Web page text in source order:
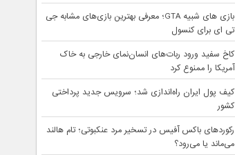
بازی های شبیه GTA؛ معرفی بهترین بازی‌های مشابه جی
تی ای برای کنسول
کاخ سفید ورود ربات‌های انسان‌نمای خارجی به خاک
آمریکا را ممنوع کرد
کیف پول ایران راه‌اندازی شد؛ سرویس جدید پرداختی
کشور
رکوردهای باکس آفیس در تسخیر مرد عنکبوتی؛ تام هالند
می‌ماند یا می‌رود؟